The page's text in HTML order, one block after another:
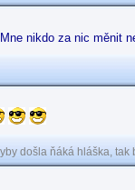
nikdo za nic měnit
došla ňáká hláška,